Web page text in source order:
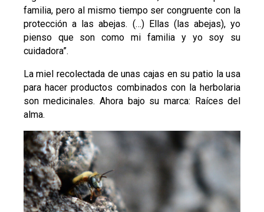
familia, pero al mismo tiempo ser congruente con la
protección a las abejas. (…) Ellas (las abejas), yo
pienso que son como mi familia y yo soy su
cuidadora”.
La miel recolectada de unas cajas en su patio la usa
para hacer productos combinados con la herbolaria
son medicinales. Ahora bajo su marca: Raíces del
alma.